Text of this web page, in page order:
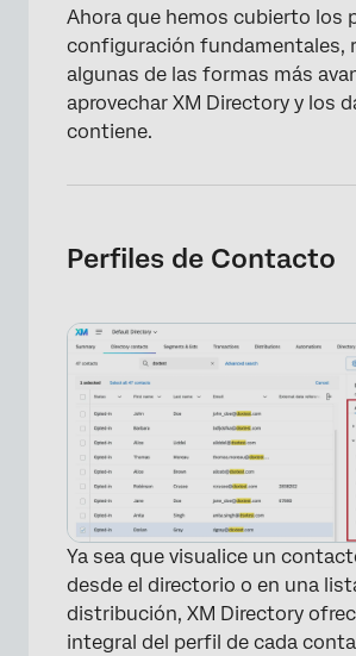
Recopilar datos de experiencia
Datos transaccionales × close
Cerrar brechas con Flujos de
adicionales
Informes sobre distribuciones
Ahora que hemos cubierto los
configuración fundamentales,
algunas de las formas más
aprovechar XM Directory y los
contiene.
Perfiles de Contacto
Ya sea que visualice un
desde el directorio o en una
distribución, XM Directory
integral del perfil de cada